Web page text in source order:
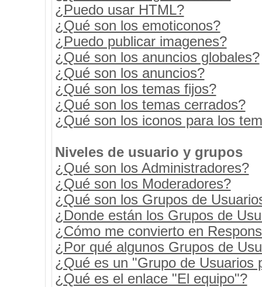
¿Puedo usar HTML?
¿Qué son los emoticonos?
¿Puedo publicar imagenes?
¿Qué son los anuncios globales?
¿Qué son los anuncios?
¿Qué son los temas fijos?
¿Qué son los temas cerrados?
¿Qué son los iconos para los
Niveles de usuario y grupos
¿Qué son los Administradores?
¿Qué son los Moderadores?
¿Qué son los Grupos de
¿Donde están los Grupos de
¿Cómo me convierto en
¿Por qué algunos Grupos de
¿Qué es un "Grupo de Usuarios
¿Qué es el enlace "El equipo"?